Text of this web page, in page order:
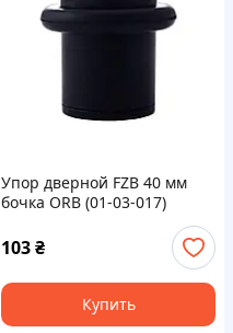
Упор дверной FZB 40 мм
бочка ORB (01-03-017)
103₴
Купить